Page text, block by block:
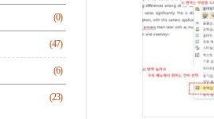
(0)
(47)
(6)
(23)